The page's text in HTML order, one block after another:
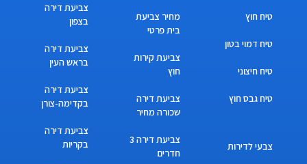
טיח חוץ
טיח דמוי בטון
טיח חיצוני
טיח גבס חוץ
צבעי לדירות
מחיר צביעת
בית פרטי
צביעת קירות
חוץ
צביעת דירה
שכורה מחיר
צביעת דירה 3
חדרים
צביעת דירה
בצפון
צביעת דירה
בראש העין
צביעת דירה
בקדימה-צורן
צביעת דירה
בקריות